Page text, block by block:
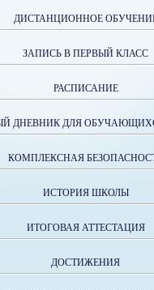
ДИСТАНЦИОННОЕ
ЗАПИСЬ В ПЕРВЫЙ КЛАСС
РАСПИСАНИЕ
ДНЕВНИК ДЛЯ
КОМПЛЕКСНАЯ
ИСТОРИЯ ШКОЛЫ
ИТОГОВАЯ АТТЕСТАЦИЯ
ДОСТИЖЕНИЯ